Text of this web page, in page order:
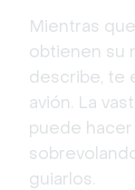
Mientras
obtienen su
describe, te
avión. La
puede
guiarlos.